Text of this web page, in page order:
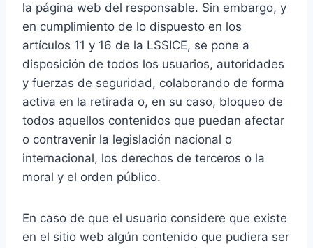
la página web del responsable. Sin embargo, y
en cumplimiento de lo dispuesto en los
artículos 11 y 16 de la LSSICE, se pone a
disposición de todos los usuarios, autoridades
y fuerzas de seguridad, colaborando de forma
activa en la retirada o, en su caso, bloqueo de
todos aquellos contenidos que puedan afectar
o contravenir la legislación nacional o
internacional, los derechos de terceros o la
moral y el orden público.
En caso de que el usuario considere que existe
en el sitio web algún contenido que pudiera ser